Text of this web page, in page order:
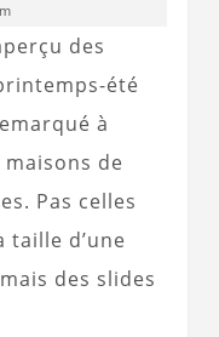
des
été
à
de
Pas celles
taille d’une
des slides